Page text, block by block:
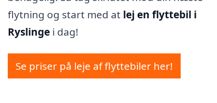
flytning og start med at lej en flyttebil i
Ryslinge i dag!
Se priser på leje af flyttebiler her!